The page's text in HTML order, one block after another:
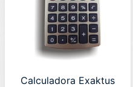
Calculadora Exaktus